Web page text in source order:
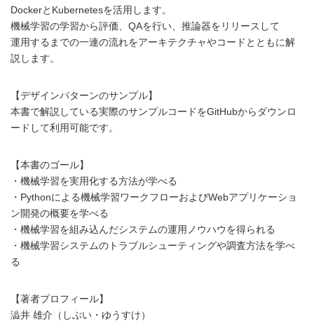
DockerとKubernetesを活用します。
機械学習の学習から評価、QAを行い、推論器をリリースして
運用するまでの一連の流れをアーキテクチャやコードとともに解
説します。
【デザインパターンのサンプル】
本書で解説している実際のサンプルコードをGitHubからダウンロ
ードして利用可能です。
【本書のゴール】
・機械学習を実用化する方法が学べる
・Pythonによる機械学習ワークフローおよびWebアプリケーショ
ン開発の概要を学べる
・機械学習を組み込んだシステムの運用ノウハウを得られる
・機械学習システムのトラブルシューティングや調査方法を学べ
る
【著者プロフィール】
澁井 雄介（しぶい・ゆうすけ）